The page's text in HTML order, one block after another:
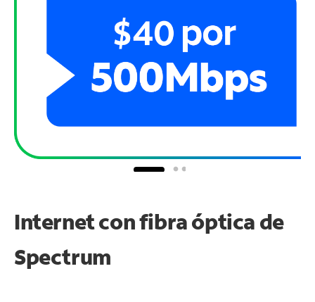
Internet con fibra óptica de
Spectrum